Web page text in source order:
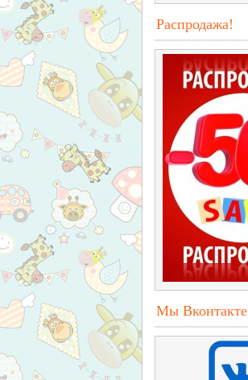
Распродажа!
Мы Вконтакте